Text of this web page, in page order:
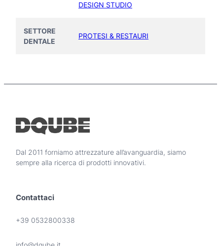
DESIGN STUDIO
SETTORE
DENTALE
PROTESI & RESTAURI
Dal 2011 forniamo attrezzature all’avanguardia, siamo
sempre alla ricerca di prodotti innovativi.
Contattaci
+39 0532800338